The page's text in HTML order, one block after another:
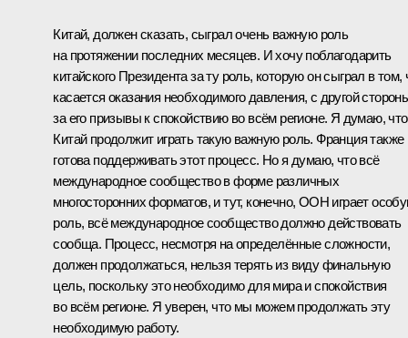
Китай, должен сказать, сыграл очень важную роль
на протяжении последних месяцев. И хочу поблагодарить
китайского Президента за ту роль, которую он сыграл в том,
касается оказания необходимого давления, с другой
за его призывы к спокойствию во всём регионе. Я думаю, что
Китай продолжит играть такую важную роль. Франция также
готова поддерживать этот процесс. Но я думаю, что всё
международное сообщество в форме различных
многосторонних форматов, и тут, конечно, ООН играет
роль, всё международное сообщество должно действовать
сообща. Процесс, несмотря на определённые сложности,
должен продолжаться, нельзя терять из виду финальную
цель, поскольку это необходимо для мира и спокойствия
во всём регионе. Я уверен, что мы можем продолжать эту
необходимую работу.